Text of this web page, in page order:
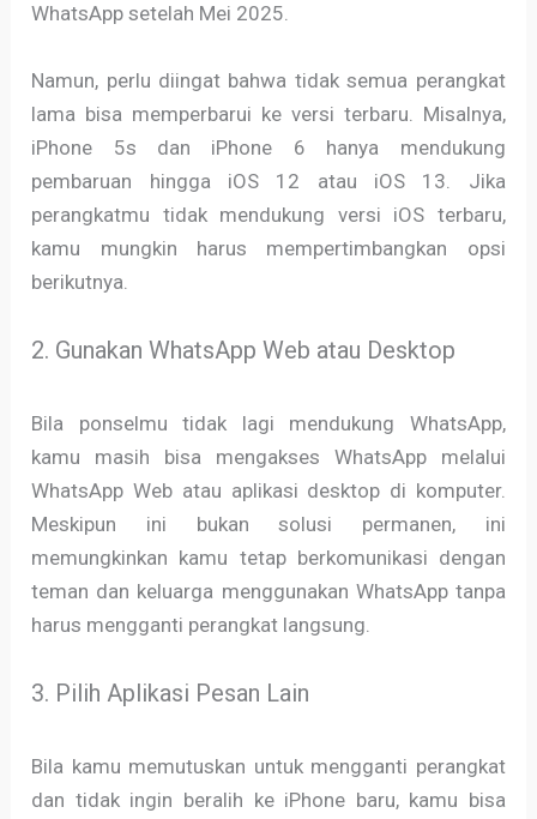
WhatsApp setelah Mei 2025.
Namun, perlu diingat bahwa tidak semua perangkat
lama bisa memperbarui ke versi terbaru. Misalnya,
iPhone 5s dan iPhone 6 hanya mendukung
pembaruan hingga iOS 12 atau iOS 13. Jika
perangkatmu tidak mendukung versi iOS terbaru,
kamu mungkin harus mempertimbangkan opsi
berikutnya.
2. Gunakan WhatsApp Web atau Desktop
Bila ponselmu tidak lagi mendukung WhatsApp,
kamu masih bisa mengakses WhatsApp melalui
WhatsApp Web atau aplikasi desktop di komputer.
Meskipun ini bukan solusi permanen, ini
memungkinkan kamu tetap berkomunikasi dengan
teman dan keluarga menggunakan WhatsApp tanpa
harus mengganti perangkat langsung.
3. Pilih Aplikasi Pesan Lain
Bila kamu memutuskan untuk mengganti perangkat
dan tidak ingin beralih ke iPhone baru, kamu bisa